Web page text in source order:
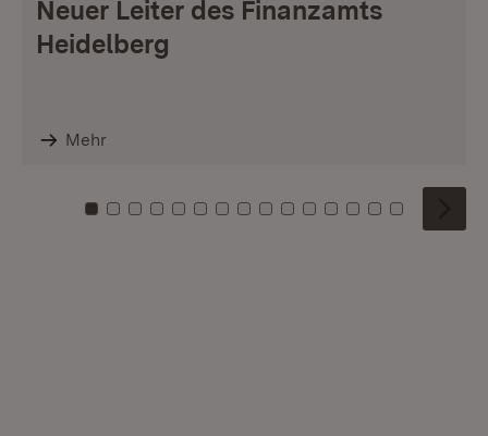
Neuer Leiter des Finanzamts
Heidelberg
Mehr
Zu Kachel: 0
Zu Kachel: 1
Zu Kachel: 2
Zu Kachel: 3
Zu Kachel: 4
Zu Kachel: 5
Zu Kachel: 6
Zu Kachel: 7
Zu Kachel: 8
Zu Kachel: 9
Zu Kachel: 10
Zu Kachel: 11
Zu Kachel: 12
Zu Kachel:
Zu